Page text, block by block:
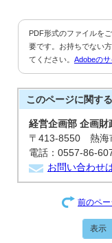
PDF形式のファイルを
要です。お持ちでない
てください。 Adobeの
このページに関する
経営企画部 企画財
〒413-8550 熱海
電話：0557-86-
お問い合わせ
前のペ
表示